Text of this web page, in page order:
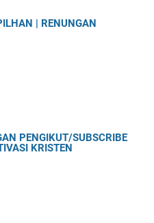
| RENUNGAN
PENGIKUT/SUBSCRIBE
KRISTEN